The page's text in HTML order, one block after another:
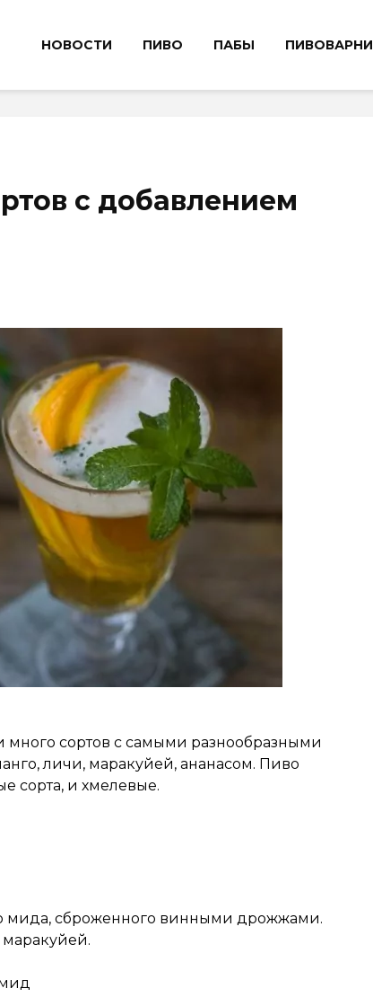
НОВОСТИ ПИВО ПАБЫ ПИВОВАРНИ
с добавлением
много сортов с самыми разнообразными
личи, маракуйей, ананасом. Пиво
сорта, и хмелевые.
мида, сброженного винными дрожжами.